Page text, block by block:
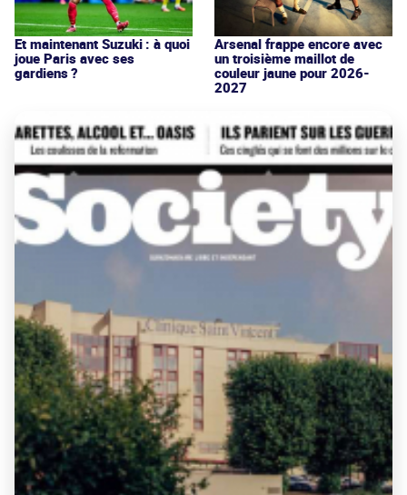
Et maintenant Suzuki : à quoi
joue Paris avec ses
gardiens ?
Arsenal frappe encore avec
un troisième maillot de
couleur jaune pour 2026-
2027